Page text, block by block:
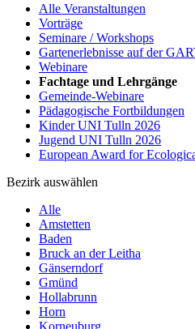
Alle Veranstaltungen
Vorträge
Seminare / Workshops
Gartenerlebnisse auf der
Webinare
Fachtage und Lehrgänge
Gemeinde-Webinare
Pädagogische Fortbildungen
Kinder UNI Tulln 2026
Jugend UNI Tulln 2026
European Award for
Bezirk auswählen
Alle
Amstetten
Baden
Bruck an der Leitha
Gänserndorf
Gmünd
Hollabrunn
Horn
Korneuburg